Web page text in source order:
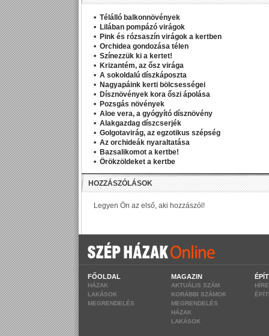
Télálló balkonnövények
Lilában pompázó virágok
Pink és rózsaszín virágok a kertben
Orchidea gondozása télen
Színezzük ki a kertet!
Krizantém, az ősz virága
A sokoldalú díszkáposzta
Nagyapáink kerti bölcsességei
Dísznövények kora őszi ápolása
Pozsgás növények
Aloe vera, a gyógyító dísznövény
Alakgazdag díszcserjék
Golgotavirág, az egzotikus szépség
Az orchideák nyaraltatása
Bazsalikomot a kertbe!
Örökzöldeket a kertbe
FŐOLDAL
HÁZAK
LAKÁSOK
MEGRENDELÉS
MAGAZIN
AKTUÁLIS SZÁM
KORÁBBI SZÁMOK
MEGRENDELÉS
HÁZAK
LAKÁSOK